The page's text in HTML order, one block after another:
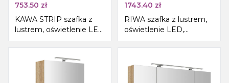
753.50 zł
KAWA STRIP szafka z
lustrem, oświetlenie LED
50x70x22cm, biały
1743.40 zł
RIWA szafka z lustrem,
oświetlenie LED,
60x70x17cm, dąb
Alabama